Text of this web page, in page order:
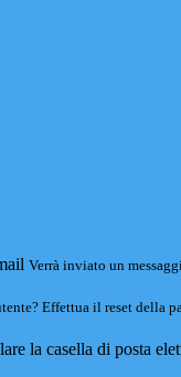
Verrà inviato un
Effettua il reset della
la casella di posta